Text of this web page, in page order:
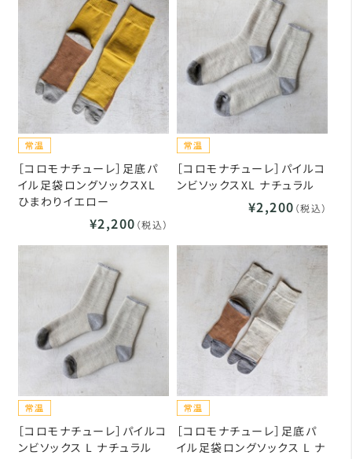
［コロモナチューレ］足底パ
イル足袋ロングソックスXL
ひまわりイエロー
¥2,200 （税込）
［コロモナチューレ］パイルコ
ンビソックスXL ナチュラル
¥2,200 （税込）
［コロモナチューレ］パイルコ
ンビソックス L ナチュラル
［コロモナチューレ］足底パ
イル足袋ロングソックス L ナ